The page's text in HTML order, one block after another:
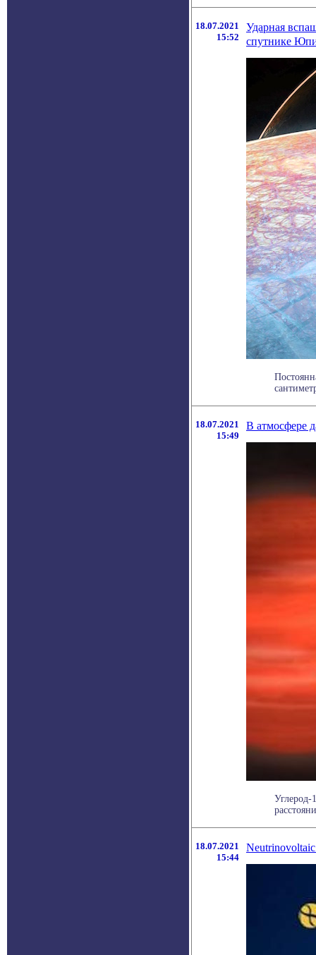
18.07.2021
15:52
Ударная
спутнике
18.07.2021
15:49
В атмосфере
Углерод-
18.07.2021
15:44